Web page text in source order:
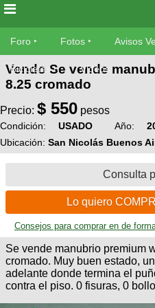
Foro
Foro
TÃ©cnica
MecÃ¡nica
Fotos
SUBÃ
tu foto
Bicicletas
Viajes
Descenso
Dirt
Avisos
Ventas
tu
Buscar
Ultimos
Fotos
BicicleterÃ­
Bicicletas
Bicicletas
Tandem
Videos
Cicloturismo
Foro Fotos Avisos
Bicicletas Videos
Vendo Se vende
8.25 cromado
Precio: $ 550 pesos
Condición: USADO Año:
Ubicación: San Nicolás Buenos
Consulta
Lo quiero
Consejos para comprar en de
Se vende manubrio premium
cromado. Muy buen estado,
adelante donde termina el
contra el piso. 0 fisuras, 0